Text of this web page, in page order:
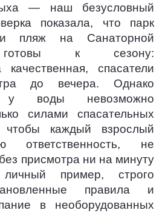
— наш безусловный
показала, что парк
пляж на Санаторной
готовы к сезону:
качественная, спасатели
до вечера. Однако
у воды невозможно
силами спасательных
каждый взрослый
ответственность, не
присмотра ни на минуту
пример, строго
правила и
в необорудованных